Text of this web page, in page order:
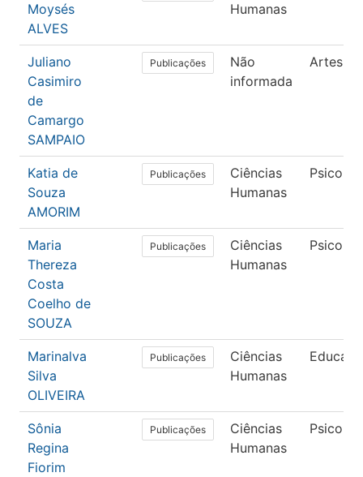
Moysés
ALVES
Humanas
Juliano
Casimiro
de
Camargo
SAMPAIO
Publicações
Não
informada
Artes
Katia de
Souza
AMORIM
Publicações
Ciências
Humanas
Maria
Thereza
Costa
Coelho de
SOUZA
Publicações
Ciências
Humanas
Marinalva
Silva
OLIVEIRA
Publicações
Ciências
Humanas
Sônia
Regina
Fiorim
Publicações
Ciências
Humanas